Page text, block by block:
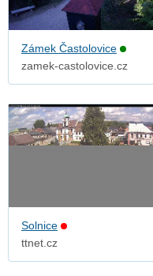
Zámek Častolovice
zamek-castolovice.cz
Solnice
ttnet.cz